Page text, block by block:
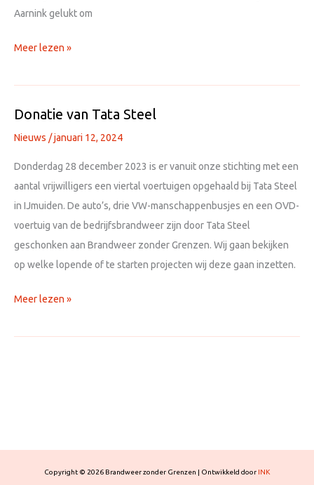
Aarnink gelukt om
Kleine
groot
Meer lezen »
Donatie van Tata Steel
Nieuws /januari 12, 2024
Donderdag 28 december 2023 is er vanuit onze stichting met een
aantal vrijwilligers een viertal voertuigen opgehaald bij Tata Steel
in IJmuiden. De auto’s, drie VW-manschappenbusjes en een OVD-
voertuig van de bedrijfsbrandweer zijn door Tata Steel
geschonken aan Brandweer zonder Grenzen. Wij gaan bekijken
op welke lopende of te starten projecten wij deze gaan inzetten.
Donatie
Tata
Meer lezen »
Copyright © 2026 Brandweer zonder Grenzen | Ontwikkeld door INK